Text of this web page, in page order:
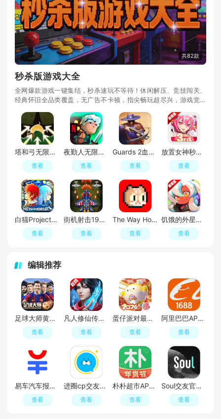
共82款
秒杀版游戏大全
全网爆款游戏一键集结，秒杀速玩不等待！休闲解压、竞技闯关、
经典怀旧全品类覆盖，无广告不卡顿，指尖畅玩超尽兴，游戏党私
塔和弓无限金币钻石破解版
查看
夜勤人无限金币破解版
查看
Guards 2血盟守卫军2无敌秒杀最新版
查看
放置女神秒杀无敌版破解版
查看
白猫Project内置菜单破解版
查看
街机射击1945无敌秒杀最新版
查看
The Way Home回家的猫内置菜单版
查看
饥饿的外星人内置菜单破解版
查看
编辑推荐
足球大师黄金一代手游
查看
凡人修仙传人界篇手游2026最新版
查看
蛋仔派对最新版
查看
阿里巴巴APP2026官方版
查看
易车汽车报价APP官方正版
查看
进圈cp交友软件手机版
查看
朴朴超市APP最新版本
查看
Soul交友官方APP最新版
查看